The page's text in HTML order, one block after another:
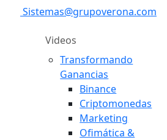
Sistemas@grupoverona.com
Videos
Transformando
Ganancias
Binance
Criptomonedas
Marketing
Ofimática &